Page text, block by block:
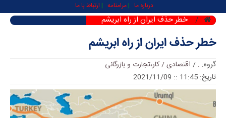
درباره ما مرامنامه ارتباط با ما
خطر حذف ایران از راه ابریشم
خطر حذف ایران از راه ابریشم
گروه: .
/ اقتصادی / کار،تجارت و بازرگانی
تاریخ: 11:45 :: 2021/11/09